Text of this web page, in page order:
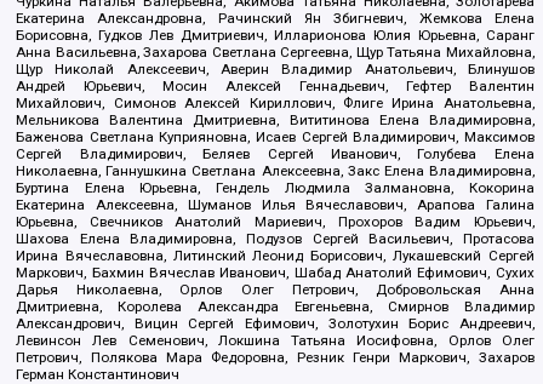
Екатерина Александровна, Рачинский Ян Збигневич, Жемкова Елена
Борисовна, Гудков Лев Дмитриевич, Илларионова Юлия Юрьевна, Саранг
Анна Васильевна, Захарова Светлана Сергеевна, Щур Татьяна Михайловна,
Щур Николай Алексеевич, Аверин Владимир Анатольевич, Блинушов
Андрей Юрьевич, Мосин Алексей Геннадьевич, Гефтер Валентин
Михайлович, Симонов Алексей Кириллович, Флиге Ирина Анатольевна,
Мельникова Валентина Дмитриевна, Вититинова Елена Владимировна,
Баженова Светлана Куприяновна, Исаев Сергей Владимирович, Максимов
Сергей Владимирович, Беляев Сергей Иванович, Голубева Елена
Николаевна, Ганнушкина Светлана Алексеевна, Закс Елена Владимировна,
Буртина Елена Юрьевна, Гендель Людмила Залмановна, Кокорина
Екатерина Алексеевна, Шуманов Илья Вячеславович, Арапова Галина
Юрьевна, Свечников Анатолий Мариевич, Прохоров Вадим Юрьевич,
Шахова Елена Владимировна, Подузов Сергей Васильевич, Протасова
Ирина Вячеславовна, Литинский Леонид Борисович, Лукашевский Сергей
Маркович, Бахмин Вячеслав Иванович, Шабад Анатолий Ефимович, Сухих
Дарья Николаевна, Орлов Олег Петрович, Добровольская Анна
Дмитриевна, Королева Александра Евгеньевна, Смирнов Владимир
Александрович, Вицин Сергей Ефимович, Золотухин Борис Андреевич,
Левинсон Лев Семенович, Локшина Татьяна Иосифовна, Орлов Олег
Петрович, Полякова Мара Федоровна, Резник Генри Маркович, Захаров
Герман Константинович